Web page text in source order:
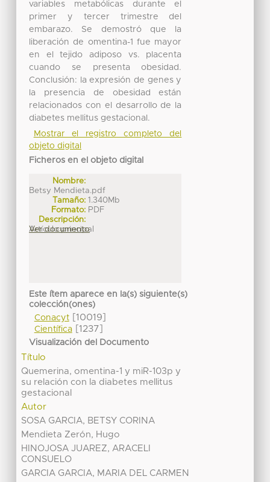
variables metabólicas durante el
primer y tercer trimestre del
embarazo. Se demostró que la
liberación de omentina-1 fue mayor
en el tejido adiposo vs. placenta
cuando se presenta obesidad.
Conclusión: la expresión de genes y
la presencia de obesidad están
relacionados con el desarrollo de la
diabetes mellitus gestacional.
Mostrar el registro completo del
objeto digital
Ficheros en el objeto digital
Nombre:
Betsy Mendieta.pdf
Tamaño: 1.340Mb
Formato: PDF
Descripción:
Artículo principal
Ver documento
Este ítem aparece en la(s) siguiente(s)
colección(ones)
Conacyt[10019]
Científica[1237]
Visualización del Documento
Título
Quemerina, omentina-1 y miR-103p y
su relación con la diabetes mellitus
gestacional
Autor
SOSA GARCIA, BETSY CORINA
Mendieta Zerón, Hugo
HINOJOSA JUAREZ, ARACELI
CONSUELO
GARCIA GARCIA, MARIA DEL CARMEN